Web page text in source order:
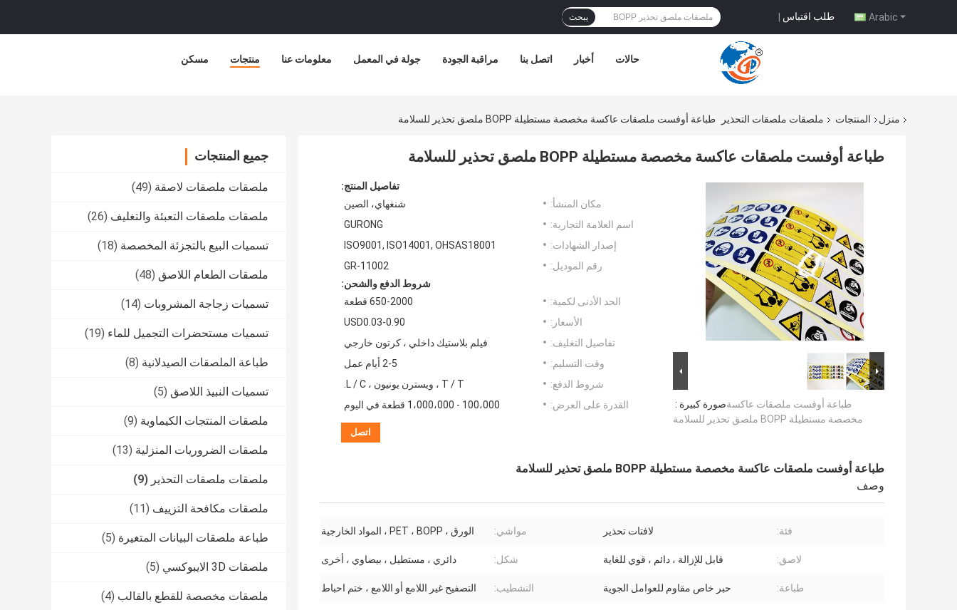
Arabic طلب اقتباس | يبحث
مسكن منتجات معلومات عنا جولة في المعمل مراقبة الجودة اتصل بنا أخبار حالات
منزل المنتجات ملصقات ملصقات التحذير طباعة أوفست ملصقات عاكسة مخصصة مستطيلة BOPP ملصق تحذير للسلامة
جميع المنتجات
ملصقات ملصقات لاصقة (49)
ملصقات ملصقات التعبئة والتغليف (26)
تسميات البيع بالتجزئة المخصصة (18)
ملصقات الطعام اللاصق (48)
تسميات زجاجة المشروبات (14)
تسميات مستحضرات التجميل للماء (19)
طباعة الملصقات الصيدلانية (8)
تسميات النبيذ اللاصق (5)
ملصقات المنتجات الكيماوية (9)
ملصقات الضروريات المنزلية (13)
ملصقات ملصقات التحذير (9)
ملصقات مكافحة التزييف (11)
طباعة ملصقات البيانات المتغيرة (5)
ملصقات 3D الايبوكسي (5)
ملصقات مخصصة للقطع بالقالب (4)
طباعة أوفست ملصقات عاكسة مخصصة مستطيلة BOPP ملصق تحذير للسلامة
صورة كبيرة :طباعة أوفست ملصقات عاكسة
مخصصة مستطيلة BOPP ملصق تحذير للسلامة
تفاصيل المنتج:
مكان المنشأ:
شنغهاي، الصين
اسم العلامة التجارية:
GURONG
إصدار الشهادات:
ISO9001, ISO14001, OHSAS18001
رقم الموديل:
GR-11002
شروط الدفع والشحن:
الحد الأدنى لكمية:
650-2000 قطعة
الأسعار:
USD0.03-0.90
تفاصيل التغليف:
فيلم بلاستيك داخلي ، كرتون خارجي
وقت التسليم:
2-5 أيام عمل
شروط الدفع:
T / T ، ويسترن يونيون ، L / C.
القدرة على العرض:
100،000 - 1،000،000 قطعة في اليوم
اتصل
طباعة أوفست ملصقات عاكسة مخصصة مستطيلة BOPP ملصق تحذير للسلامة
وصف
فئة: لافتات تحذير مواشي: الورق ، PET ، BOPP ، المواد الخارجية
لاصق: قابل للإزالة ، دائم ، قوي للغاية شكل: دائري ، مستطيل ، بيضاوي ، أخرى
طباعة: حبر خاص مقاوم للعوامل الجوية التشطيب: التصفيح غير اللامع أو اللامع ، ختم احباط